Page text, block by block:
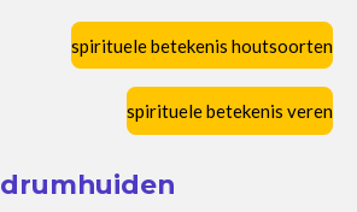
spirituele betekenis houtsoorten
spirituele betekenis veren
drumhuiden